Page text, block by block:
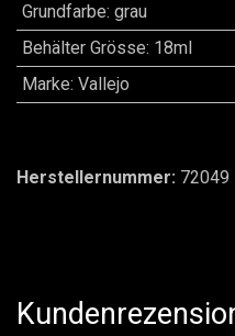
Grundfarbe: grau
Behälter Grösse: 18ml
Marke: Vallejo
Herstellernummer: 72049